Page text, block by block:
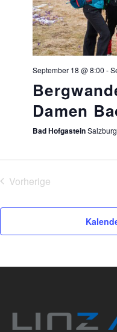
September 18 @ 8:00 -
Damen
Bad Hofgastein
Vorherige